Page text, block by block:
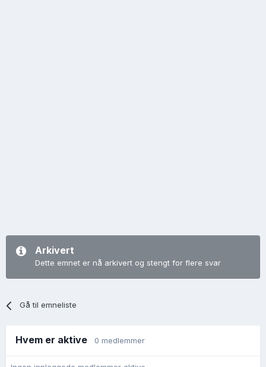
Arkivert
Dette emnet er nå arkivert og stengt for flere svar
Gå til emneliste
Hvem er aktive 0 medlemmer